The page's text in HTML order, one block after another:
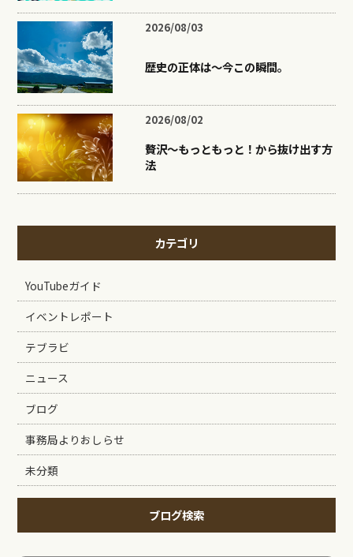
2026/08/03
歴史の正体は〜今この瞬間。
2026/08/02
贅沢〜もっともっと！から抜け出す方
法
カテゴリ
YouTubeガイド
イベントレポート
テブラビ
ニュース
ブログ
事務局よりおしらせ
未分類
ブログ検索